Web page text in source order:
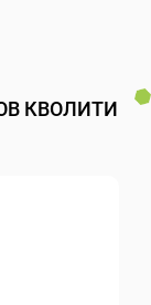
КВОЛИТИ